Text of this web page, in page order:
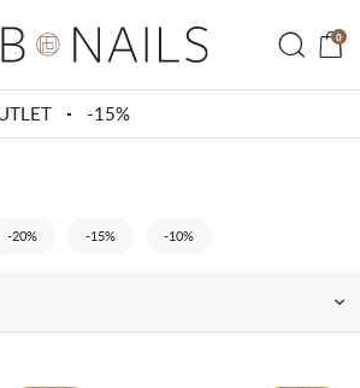
0
-15%
-20% -15% -10%